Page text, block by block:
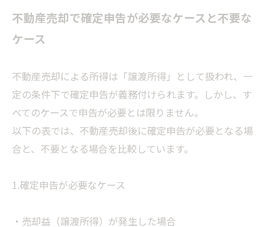
不動産売却で確定申告が必要なケースと不要な
ケース
不動産売却による所得は「譲渡所得」として扱われ、一
定の条件下で確定申告が義務付けられます。しかし、す
べてのケースで申告が必要とは限りません。
以下の表では、不動産売却後に確定申告が必要となる場
合と、不要となる場合を比較しています。
1.確定申告が必要なケース
・売却益（譲渡所得）が発生した場合